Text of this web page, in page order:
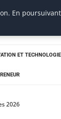
ET TECHNOLOGIE
2026
En